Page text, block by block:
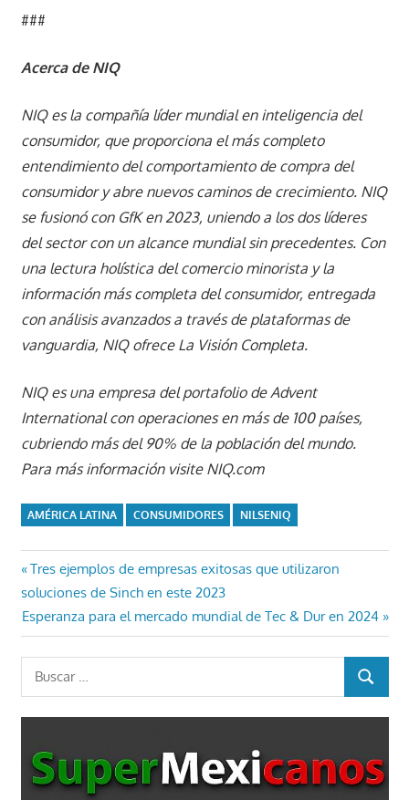
###
Acerca de NIQ
NIQ es la compañía líder mundial en inteligencia del
consumidor, que proporciona el más completo
entendimiento del comportamiento de compra del
consumidor y abre nuevos caminos de crecimiento. NIQ
se fusionó con GfK en 2023, uniendo a los dos líderes
del sector con un alcance mundial sin precedentes. Con
una lectura holística del comercio minorista y la
información más completa del consumidor, entregada
con análisis avanzados a través de plataformas de
vanguardia, NIQ ofrece La Visión Completa.
NIQ es una empresa del portafolio de Advent
International con operaciones en más de 100 países,
cubriendo más del 90% de la población del mundo.
Para más información visite NIQ.com
AMÉRICA LATINA CONSUMIDORES NILSENIQ
Navegación
de
entradas
Entrada
anterior:
Tres ejemplos de empresas exitosas que utilizaron
soluciones de Sinch en este 2023
Entrada
siguiente:
Esperanza para el mercado mundial de Tec & Dur en 2024
Buscar:
BUSCAR